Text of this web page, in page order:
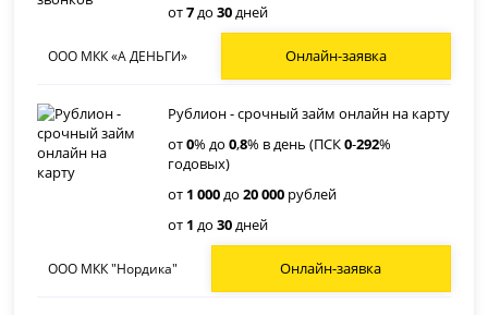
от7до30дней
ООО МКК «А ДЕНЬГИ» Онлайн-заявка
Рублион - срочный займ онлайн на карту
от0% до0,8% в день (ПСК0-292%
годовых)
от 1 000до20 000 рублей
от 1 до30дней
ООО МКК "Нордика" Онлайн-заявка